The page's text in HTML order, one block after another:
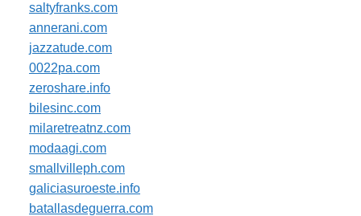
saltyfranks.com
annerani.com
jazzatude.com
0022pa.com
zeroshare.info
bilesinc.com
milaretreatnz.com
modaagi.com
smallvilleph.com
galiciasuroeste.info
batallasdeguerra.com